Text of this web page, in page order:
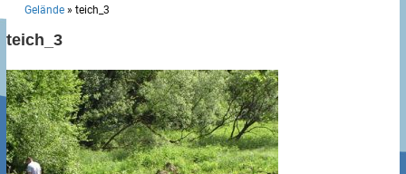
Gelände » teich_3
teich_3